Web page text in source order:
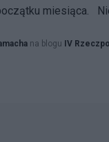
miesiąca.
na blogu IV